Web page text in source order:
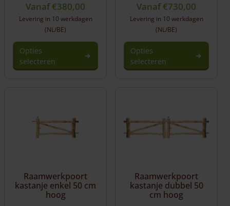
Vanaf€380,00
Levering in 10 werkdagen
(NL/BE)
Opties
selecteren
variaties.
worden
op
Vanaf€730,00
Levering in 10 werkdagen
(NL/BE)
Opties
selecteren
Raamwerkpoort
kastanje enkel 50 cm
hoog
Raamwerkpoort
kastanje dubbel 50
cm hoog